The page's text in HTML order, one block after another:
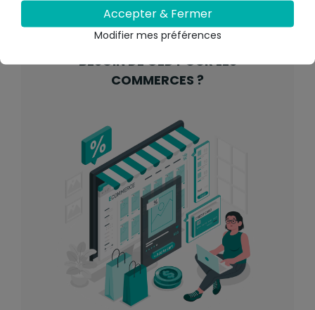
BESOIN DE GED POUR LES
COMMERCES ?
Accepter & Fermer
Modifier mes préférences